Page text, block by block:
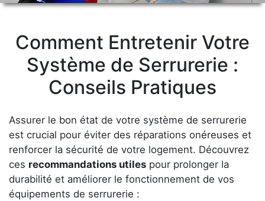
Comment Entretenir Votre
Système de Serrurerie :
Conseils Pratiques
Assurer le bon état de votre système de serrurerie
est crucial pour éviter des réparations onéreuses et
renforcer la sécurité de votre logement. Découvrez
ces recommandations utiles pour prolonger la
durabilité et améliorer le fonctionnement de vos
équipements de serrurerie :